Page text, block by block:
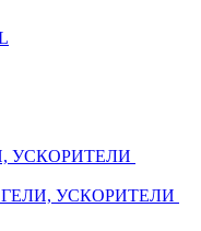
УСКОРИТЕЛИ
УСКОРИТЕЛИ